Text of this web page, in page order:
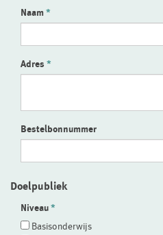
Naam
Adres
Bestelbonnummer
Doelpubliek
Niveau
Basisonderwijs